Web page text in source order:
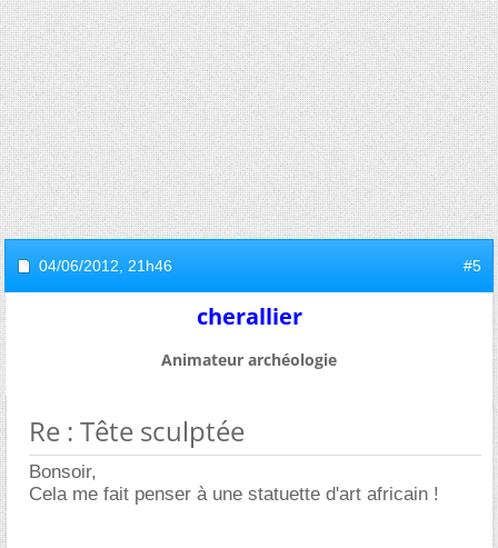
04/06/2012, 21h46 #5
cherallier
Animateur archéologie
Re : Tête sculptée
Bonsoir,
Cela me fait penser à une statuette d'art africain !